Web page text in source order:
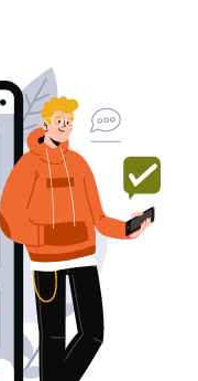
בעל/ת
לקידום,